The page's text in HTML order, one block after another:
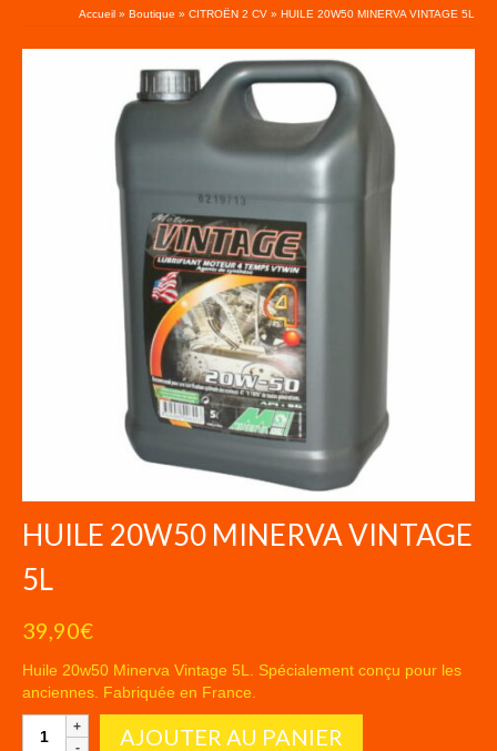
Accueil » Boutique » CITROËN 2 CV » HUILE 20W50 MINERVA VINTAGE 5L
HUILE 20W50 MINERVA VINTAGE
5L
39,90€
Huile 20w50 Minerva Vintage 5L. Spécialement conçu pour les
anciennes. Fabriquée en France.
quantité
AJOUTER AU PANIER